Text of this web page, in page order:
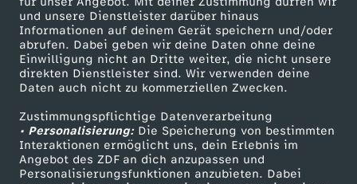
und unsere Dienstleister darüber hinaus
Informationen auf deinem Gerät speichern und/oder
abrufen. Dabei geben wir deine Daten ohne deine
Einwilligung nicht an Dritte weiter, die nicht unsere
direkten Dienstleister sind. Wir verwenden deine
Daten auch nicht zu kommerziellen Zwecken.
Zustimmungspflichtige Datenverarbeitung
• Personalisierung:Die Speicherung von bestimmten
Interaktionen ermöglicht uns, dein Erlebnis im
Angebot des ZDF an dich anzupassen und
Personalisierungsfunktionen anzubieten. Dabei
e
a
u
s
s
Mehr ZDF
ZDF-Apps
Smart TV
ZDFtext
Livestreams
Sendungen A-Z
TV-Programm
Service
ZDFmitreden
Kontakt zum ZDF
Tickets
Zuschauerservice
Hilfe